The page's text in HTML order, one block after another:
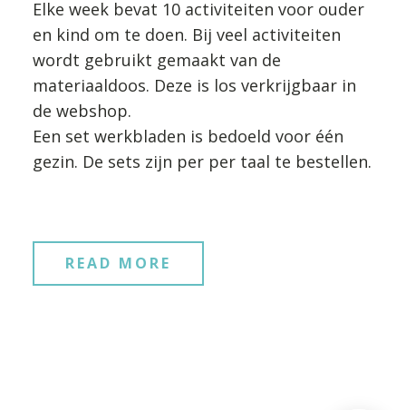
Elke week bevat 10 activiteiten voor ouder
en kind om te doen. Bij veel activiteiten
wordt gebruikt gemaakt van de
materiaaldoos. Deze is los verkrijgbaar in
de webshop.
Een set werkbladen is bedoeld voor één
gezin. De sets zijn per per taal te bestellen.
READ MORE